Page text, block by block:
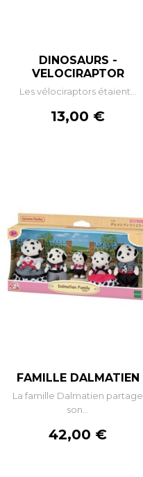
DINOSAURS -
VELOCIRAPTOR
Les vélociraptors étaient...
Prix
13,00 €
FAMILLE DALMATIEN
La famille Dalmatien partage
son...
Prix
42,00 €